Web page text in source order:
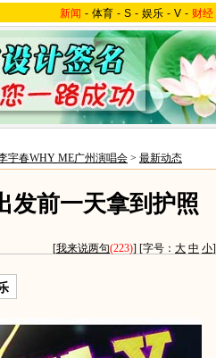
新闻 - 体育 - S - 娱乐 - V - 财经
宇春WHY ME广州演唱会 > 最新动态
发前一天拿到护照
[我来说两句(223)] [字号： 大 中 小]